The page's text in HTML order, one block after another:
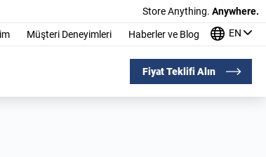
Store Anything. Anywhere.
Müşteri Deneyimleri Haberler ve Blog EN
Fiyat Teklifi Alın